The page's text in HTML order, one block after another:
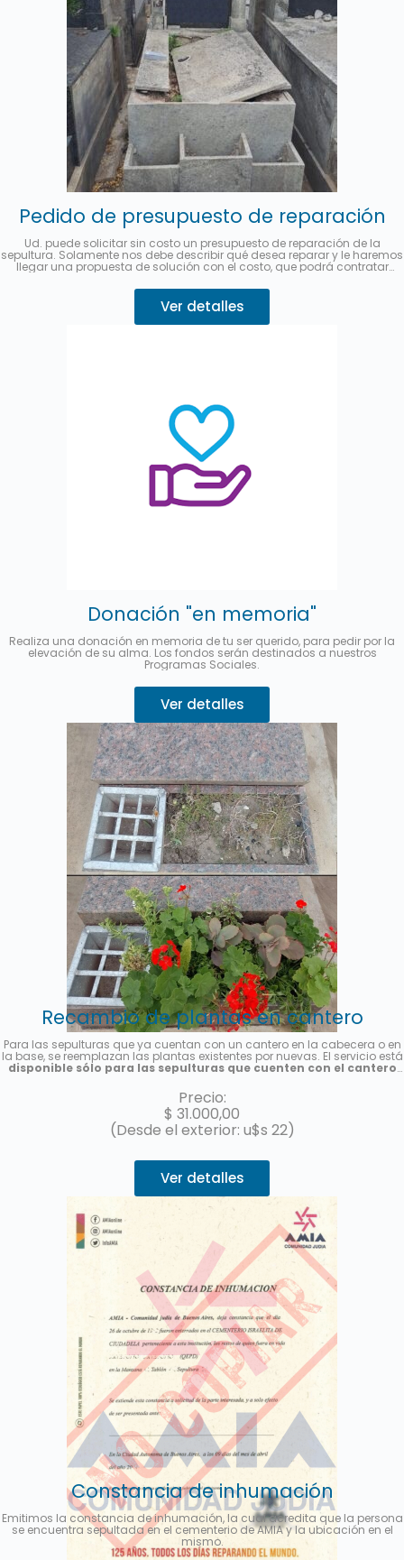
Pedido de presupuesto de reparación
Ud. puede solicitar sin costo un presupuesto de reparación de la
sepultura. Solamente nos debe describir qué desea reparar y le haremos
llegar una propuesta de solución con el costo, que podrá contratar
interés con MercadoPago.Describa su pedido 👇
Ver detalles
Donación "en memoria"
Realiza una donación en memoria de tu ser querido, para pedir por la
elevación de su alma. Los fondos serán destinados a nuestros
Programas Sociales.
Ver detalles
Recambio de plantas en cantero
Para las sepulturas que ya cuentan con un cantero en la cabecera o en
la base, se reemplazan las plantas existentes por nuevas. El servicio está
disponible sólo para las sepulturas que cuenten con el cantero
estación, la foto es meramente ilustrativa. Se enviará una foto del
servicio una vez finalizado.
Precio:
$ 31.000,00
(Desde el exterior: u$s 22)
Ver detalles
Constancia de inhumación
Emitimos la constancia de inhumación, la cual acredita que la persona
se encuentra sepultada en el cementerio de AMIA y la ubicación en el
mismo.